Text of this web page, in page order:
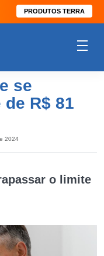
PRODUTOS TERRA
se
R$ 81
2024
o limite